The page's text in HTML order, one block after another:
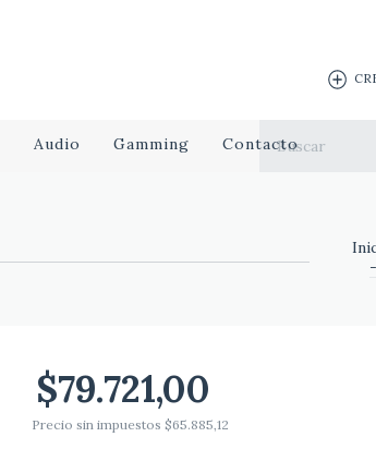
Audio Gamming Contacto
-
$79.721,00
Precio sin impuestos $65.885,12